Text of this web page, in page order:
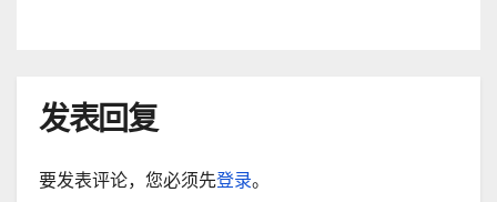
发表回复
要发表评论，您必须先登录。